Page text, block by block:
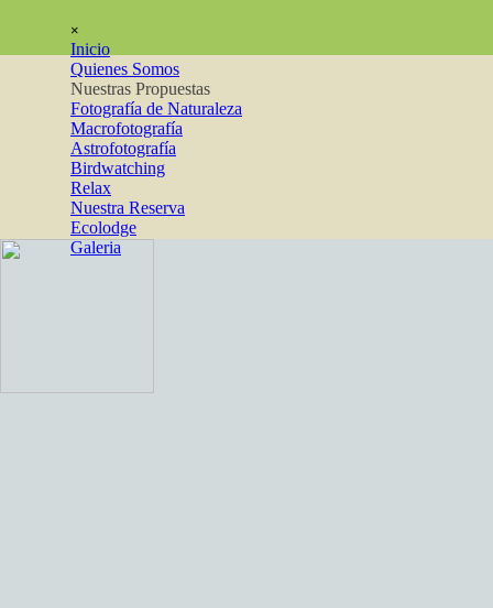
×
Inicio
Quienes Somos
Nuestras Propuestas
Fotografía de Naturaleza
Macrofotografía
Astrofotografía
Birdwatching
Relax
Nuestra Reserva
Ecolodge
Galeria